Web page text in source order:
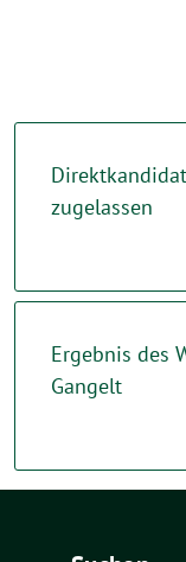
zugelassen
Ergebnis des
Gangelt